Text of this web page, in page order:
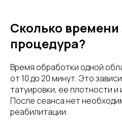
Сколько
процедура?
Время обработки одной
от 10 до 20 минут. Это
татуировки, ее плотности
После сеанса нет
реабилитации.